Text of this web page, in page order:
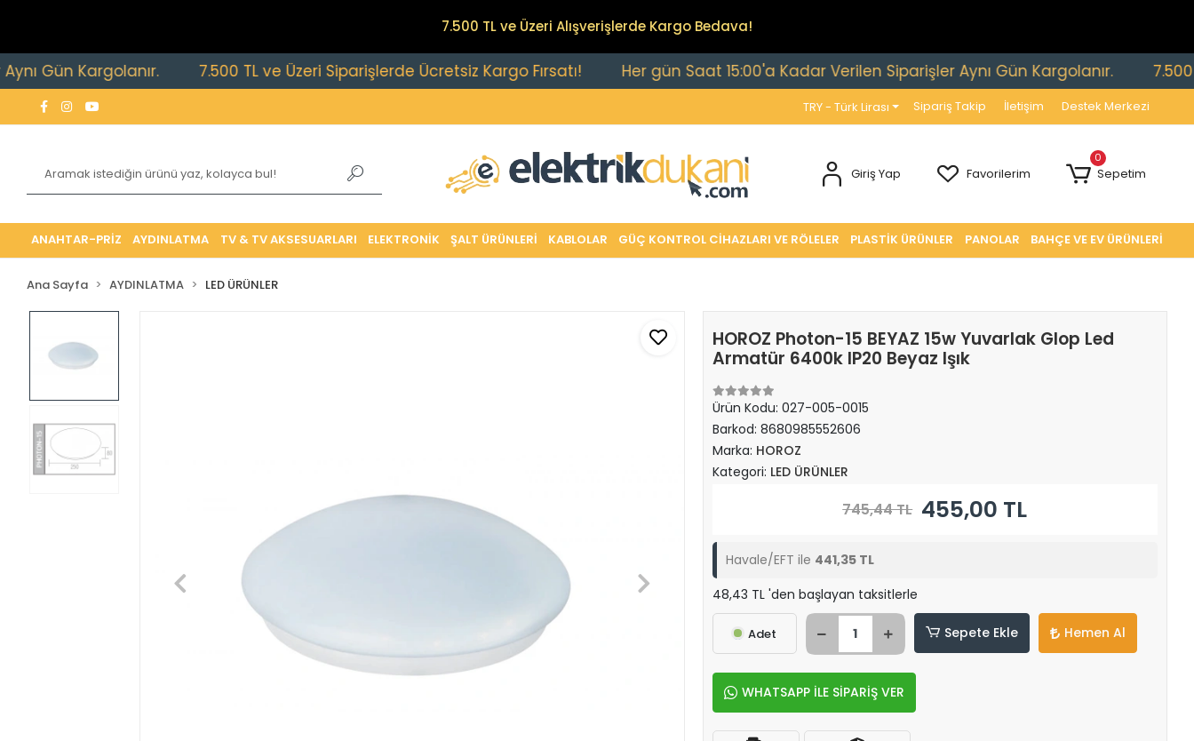
7.500 TL ve Üzeri Alışverişlerde Kargo Bedava!
Kargolanır. 7.500 TL ve Üzeri Siparişlerde Ücretsiz Kargo Fırsatı! Her gün Saat 15:00'a Kadar Verilen Siparişler Aynı Gün Kargolanır. 7.500 TL ve
TRY - Türk Lirası Sipariş Takip İletişim Destek Merkezi
Giriş Yap Favorilerim
0
Sepetim
ANAHTAR-PRİZ AYDINLATMA TV & TV AKSESUARLARI ELEKTRONİK ŞALT ÜRÜNLERİ KABLOLAR GÜÇ KONTROL CİHAZLARI VE RÖLELER PLASTİK ÜRÜNLER PANOLAR BAHÇE VE EV ÜRÜNLERİ
Ana Sayfa AYDINLATMA LED ÜRÜNLER
HOROZ Photon-15 BEYAZ 15w Yuvarlak Glop Led
Armatür 6400k IP20 Beyaz Işık
Ürün Kodu: 027-005-0015
Barkod: 8680985552606
Marka: HOROZ
Kategori: LED ÜRÜNLER
745,44 TL 455,00 TL
Havale/EFT ile 441,35 TL
48,43 TL 'den başlayan taksitlerle
Adet Sepete Ekle Hemen Al
WHATSAPP İLE SİPARİŞ VER